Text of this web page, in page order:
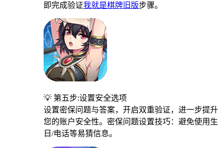
即完成验证我就是棋牌旧版步骤。
💡 第五步:设置安全选项
设置密保问题与答案，开启双重验证，进一步提升
您的账户安全性。密保问题设置技巧：避免使用生
日/电话等易猜信息。